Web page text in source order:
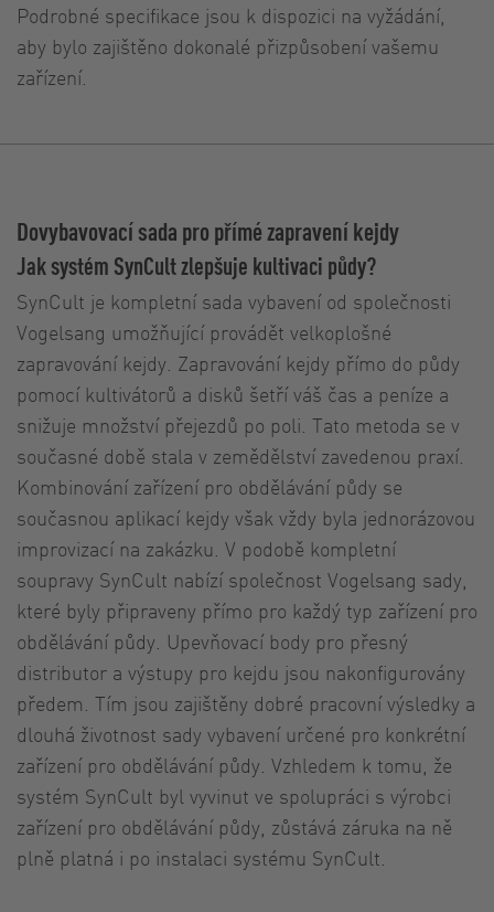
Podrobné specifikace jsou k dispozici na vyžádání,
aby bylo zajištěno dokonalé přizpůsobení vašemu
zařízení.
Dovybavovací sada pro přímé zapravení kejdy
Jak systém SynCult zlepšuje kultivaci půdy?
SynCult je kompletní sada vybavení od společnosti
Vogelsang umožňující provádět velkoplošné
zapravování kejdy. Zapravování kejdy přímo do půdy
pomocí kultivátorů a disků šetří váš čas a peníze a
snižuje množství přejezdů po poli. Tato metoda se v
současné době stala v zemědělství zavedenou praxí.
Kombinování zařízení pro obdělávání půdy se
současnou aplikací kejdy však vždy byla jednorázovou
improvizací na zakázku. V podobě kompletní
soupravy SynCult nabízí společnost Vogelsang sady,
které byly připraveny přímo pro každý typ zařízení pro
obdělávání půdy. Upevňovací body pro přesný
distributor a výstupy pro kejdu jsou nakonfigurovány
předem. Tím jsou zajištěny dobré pracovní výsledky a
dlouhá životnost sady vybavení určené pro konkrétní
zařízení pro obdělávání půdy. Vzhledem k tomu, že
systém SynCult byl vyvinut ve spolupráci s výrobci
zařízení pro obdělávání půdy, zůstává záruka na ně
plně platná i po instalaci systému SynCult.